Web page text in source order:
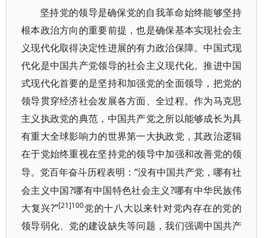
坚持党的领导是确保党的自我革命始终能够坚持
根本政治方向的重要前提，也是确保基本实现社会主
义现代化取得决定性进展的有力政治保障。中国式现
代化是中国共产党领导的社会主义现代化。推进中国
式现代化首要的是坚持和加强党的全面领导，把党的
领导贯穿经济社会发展各方面、全过程。作为马克思
主义执政党的典范，中国共产党之所以能够成长为具
有重大全球影响力的世界第一大执政党，其政治逻辑
在于党始终重视在坚持党的领导中加强和改善党的领
导。党百年奋斗历程表明：“没有中国共产党，哪有社
会主义中国?哪有中国特色社会主义?哪有中华民族伟
大复兴?”[21]100党的十八大以来针对党内存在的党的
领导弱化、党的建设缺失等问题，我们强调中国共产